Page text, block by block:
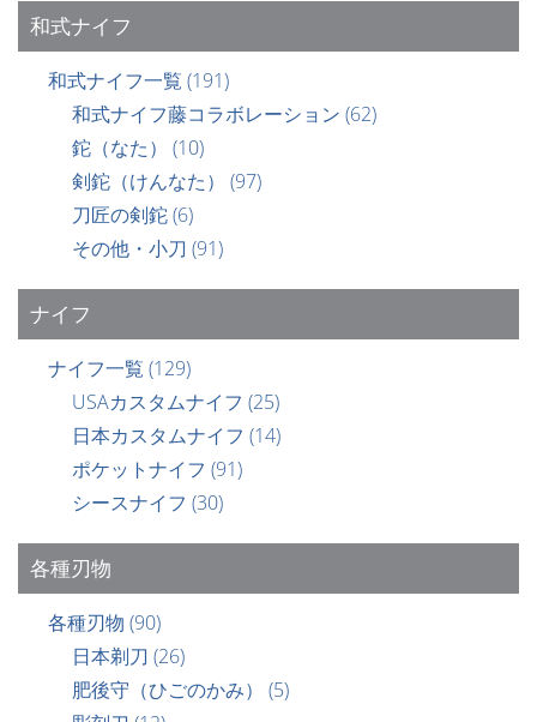
和式ナイフ
和式ナイフ一覧 (191)
和式ナイフ藤コラボレーション (62)
鉈（なた） (10)
剣鉈（けんなた） (97)
刀匠の剣鉈(6)
その他・小刀 (91)
ナイフ
ナイフ一覧 (129)
USAカスタムナイフ (25)
日本カスタムナイフ (14)
ポケットナイフ (91)
シースナイフ (30)
各種刃物
各種刃物 (90)
日本剃刀 (26)
肥後守（ひごのかみ） (5)